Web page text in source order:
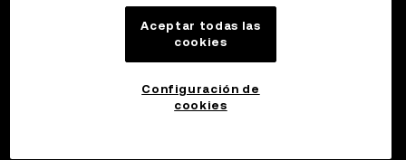
Aceptar todas las
cookies
Configuración de
cookies